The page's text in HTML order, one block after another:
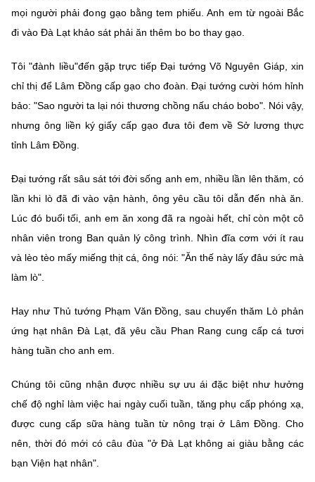
mọi người phải đong gạo bằng tem phiếu. Anh em từ ngoài Bắc
đi vào Đà Lạt khảo sát phải ăn thêm bo bo thay gạo.
Tôi "đành liều"đến gặp trực tiếp Đại tướng Võ Nguyên Giáp, xin
chỉ thị để Lâm Đồng cấp gạo cho đoàn. Đại tướng cười hóm hỉnh
bảo: "Sao người ta lại nói thương chồng nấu cháo bobo". Nói vậy,
nhưng ông liền ký giấy cấp gạo đưa tôi đem về Sở lương thực
tỉnh Lâm Đồng.
Đại tướng rất sâu sát tới đời sống anh em, nhiều lần lên thăm, có
lần khi lò đã đi vào vận hành, ông yêu cầu tôi dẫn đến nhà ăn.
Lúc đó buổi tối, anh em ăn xong đã ra ngoài hết, chỉ còn một cô
nhân viên trong Ban quản lý công trình. Nhìn đĩa cơm với ít rau
và lèo tèo mấy miếng thịt cá, ông nói: "Ăn thế này lấy đâu sức mà
làm lò".
Hay như Thủ tướng Phạm Văn Đồng, sau chuyến thăm Lò phản
ứng hạt nhân Đà Lạt, đã yêu cầu Phan Rang cung cấp cá tươi
hàng tuần cho anh em.
Chúng tôi cũng nhận được nhiều sự ưu ái đặc biệt như hưởng
chế độ nghỉ làm việc hai ngày cuối tuần, tăng phụ cấp phóng xạ,
được cung cấp sữa hàng tuần từ nông trại ở Lâm Đồng. Cho
nên, thời đó mới có câu đùa "ở Đà Lạt không ai giàu bằng các
bạn Viện hạt nhân".